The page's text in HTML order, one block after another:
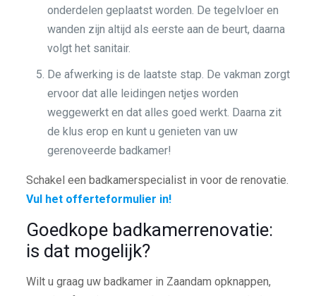
onderdelen geplaatst worden. De tegelvloer en
wanden zijn altijd als eerste aan de beurt, daarna
volgt het sanitair.
De afwerking is de laatste stap. De vakman zorgt
ervoor dat alle leidingen netjes worden
weggewerkt en dat alles goed werkt. Daarna zit
de klus erop en kunt u genieten van uw
gerenoveerde badkamer!
Schakel een badkamerspecialist in voor de renovatie.
Vul het offerteformulier in!
Goedkope badkamerrenovatie:
is dat mogelijk?
Wilt u graag uw badkamer in Zaandam opknappen,